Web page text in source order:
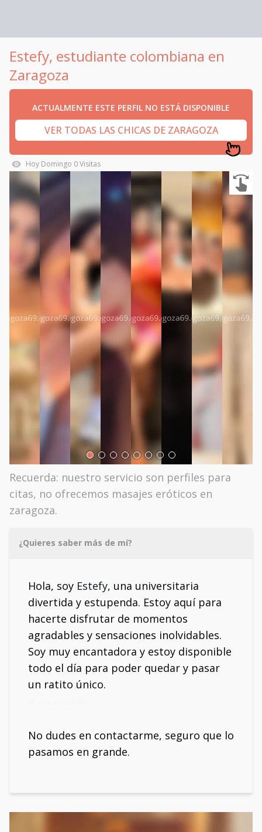
Estefy, estudiante colombiana en
Zaragoza
ACTUALMENTE ESTE PERFIL NO ESTÁ DISPONIBLE
VER TODAS LAS CHICAS DE ZARAGOZA
Hoy Domingo 0Visitas
Recuerda: nuestro servicio son perfiles para
citas, no ofrecemos masajes eróticos en
zaragoza.
¿Quieres saber más de mí?
Hola, soy Estefy, una universitaria
divertida y estupenda. Estoy aquí para
hacerte disfrutar de momentos
agradables y sensaciones inolvidables.
Soy muy encantadora y estoy disponible
todo el día para poder quedar y pasar
un ratito único.
No dudes en contactarme, seguro que lo
pasamos en grande.